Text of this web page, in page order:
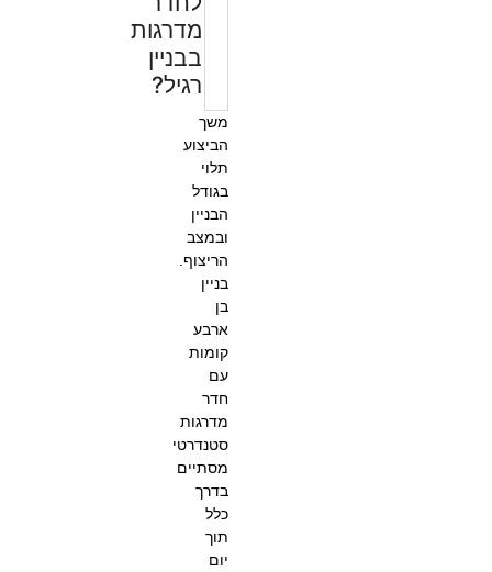
מדרגות
בבניין
רגיל?
משך
הביצוע
תלוי
בגודל
הבניין
ובמצב
הריצוף.
בניין
בן
ארבע
קומות
עם
חדר
מדרגות
סטנדרטי
מסתיים
בדרך
כלל
תוך
יום